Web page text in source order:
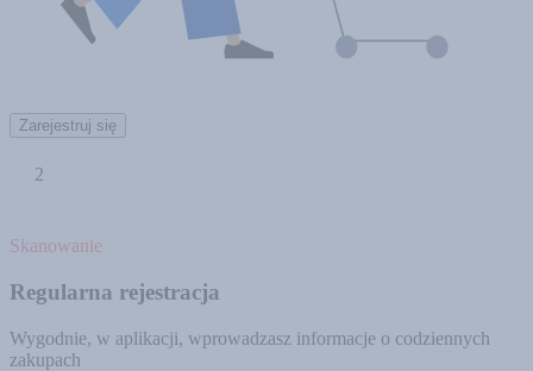
Zarejestruj się
2
Skanowanie
Regularna rejestracja
Wygodnie, w aplikacji, wprowadzasz informacje o codziennych
zakupach